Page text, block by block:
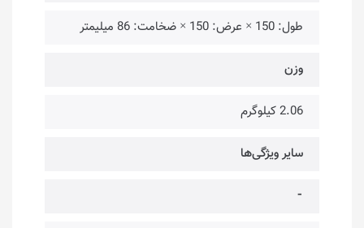
طول: 150 × عرض: 150 × ضخامت: 86 میلیمتر
وزن
2.06 کیلوگرم
سایر ویژگی‌ها
⁃